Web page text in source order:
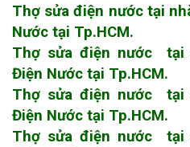
Thợ sửa điện nước tại
Nước tại Tp.HCM.
Thợ sửa điện nước tại
Điện Nước tại Tp.HCM.
Thợ sửa điện nước tại
Điện Nước tại Tp.HCM.
Thợ sửa điện nước tại